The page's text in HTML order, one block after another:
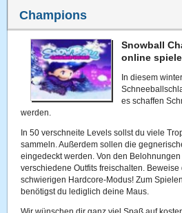
Champions
Snowball
online
In diesem
es schaffen
werden.
In 50 verschneite Levels sollst du viele
sammeln. Außerdem sollen die
eingedeckt werden. Von den
verschiedene Outfits freischalten.
schwierigen Hardcore-Modus! Zum
benötigst du lediglich deine Maus.